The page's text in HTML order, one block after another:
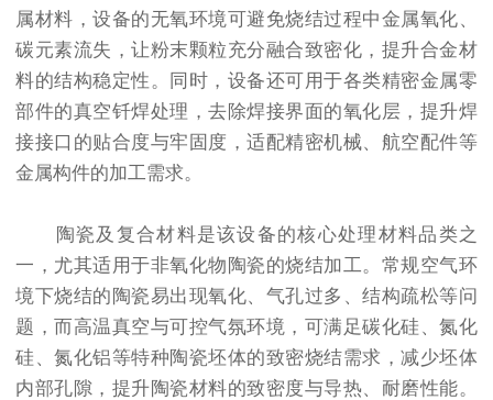
属材料，设备的无氧环境可避免烧结过程中金属氧化、
碳元素流失，让粉末颗粒充分融合致密化，提升合金材
料的结构稳定性。同时，设备还可用于各类精密金属零
部件的真空钎焊处理，去除焊接界面的氧化层，提升焊
接接口的贴合度与牢固度，适配精密机械、航空配件等
金属构件的加工需求。
陶瓷及复合材料是该设备的核心处理材料品类之
一，尤其适用于非氧化物陶瓷的烧结加工。常规空气环
境下烧结的陶瓷易出现氧化、气孔过多、结构疏松等问
题，而高温真空与可控气氛环境，可满足碳化硅、氮化
硅、氮化铝等特种陶瓷坯体的致密烧结需求，减少坯体
内部孔隙，提升陶瓷材料的致密度与导热、耐磨性能。